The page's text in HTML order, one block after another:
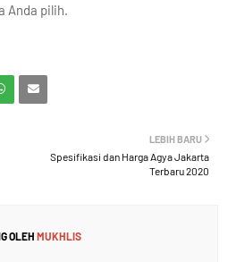
Anda pilih.
LEBIH BARU
Spesifikasi dan Harga Agya Jakarta
Terbaru 2020
OLEH MUKHLIS